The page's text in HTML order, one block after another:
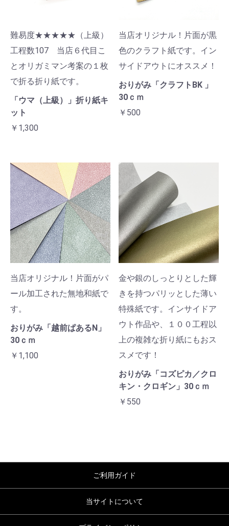
難易度★★★★★（上級）
工程数107 当店６代目こ
とオリガミマン考案の１枚
で折る折り紙です。
「ウマ（上級）」折り紙キ
ット
￥1,300
当店オリジナル！片面が黒
色のクラフト紙です。イン
サイドアウトにオススメ！
おりがみ「クラフトBK 」
30ｃｍ
￥500
当店オリジナル！片面がパ
ール加工された無地和紙で
す。
おりがみ「越前ぱあるN」
30ｃｍ
￥1,100
金や銀のしっとりとした輝
きを持つパリッとした薄い
特殊紙です。インサイドア
ウト作品や、１００工程以
上の複雑な折り紙にもおス
スメです！
おりがみ「コズピカ／クロ
キン・クロギン」30ｃｍ
￥550
ご利用ガイド
当サイトについて